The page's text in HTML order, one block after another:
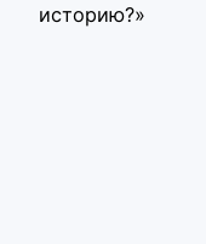
историю?»